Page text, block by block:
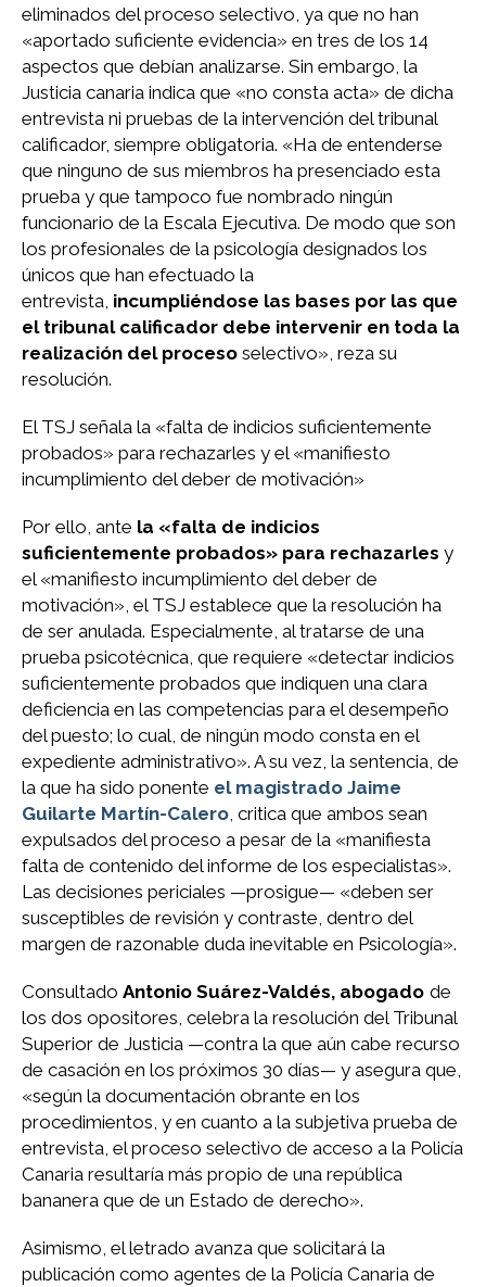
eliminados del proceso selectivo, ya que no han
«aportado suficiente evidencia» en tres de los 14
aspectos que debían analizarse. Sin embargo, la
Justicia canaria indica que «no consta acta» de dicha
entrevista ni pruebas de la intervención del tribunal
calificador, siempre obligatoria. «Ha de entenderse
que ninguno de sus miembros ha presenciado esta
prueba y que tampoco fue nombrado ningún
funcionario de la Escala Ejecutiva. De modo que son
los profesionales de la psicología designados los
únicos que han efectuado la
entrevista, incumpliéndose las bases por las que
el tribunal calificador debe intervenir en toda la
realización del proceso selectivo», reza su
resolución.
El TSJ señala la «falta de indicios suficientemente
probados» para rechazarles y el «manifiesto
incumplimiento del deber de motivación»
Por ello, ante la «falta de indicios
suficientemente probados» para rechazarles y
el «manifiesto incumplimiento del deber de
motivación», el TSJ establece que la resolución ha
de ser anulada. Especialmente, al tratarse de una
prueba psicotécnica, que requiere «detectar indicios
suficientemente probados que indiquen una clara
deficiencia en las competencias para el desempeño
del puesto; lo cual, de ningún modo consta en el
expediente administrativo». A su vez, la sentencia, de
la que ha sido ponente el magistrado Jaime
Guilarte Martín-Calero , critica que ambos sean
expulsados del proceso a pesar de la «manifiesta
falta de contenido del informe de los especialistas».
Las decisiones periciales —prosigue— «deben ser
susceptibles de revisión y contraste, dentro del
margen de razonable duda inevitable en Psicología».
Consultado Antonio Suárez-Valdés, abogado de
los dos opositores, celebra la resolución del Tribunal
Superior de Justicia —contra la que aún cabe recurso
de casación en los próximos 30 días— y asegura que,
«según la documentación obrante en los
procedimientos, y en cuanto a la subjetiva prueba de
entrevista, el proceso selectivo de acceso a la Policía
Canaria resultaría más propio de una república
bananera que de un Estado de derecho».
Asimismo, el letrado avanza que solicitará la
publicación como agentes de la Policía Canaria de